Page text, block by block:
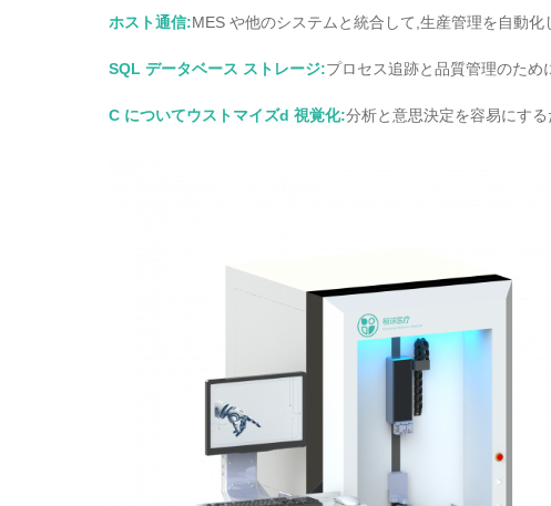
ホスト通信:MES や他のシステムと統合して,生産管理を自動化
SQL データベース ストレージ:プロセス追跡と品質管理のため
C についてウストマイズd 視覚化:分析と意思決定を容易にす